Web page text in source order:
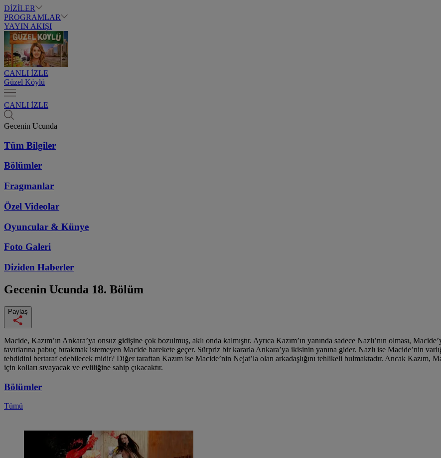
DİZİLER
PROGRAMLAR
YAYIN AKIŞI
CANLI İZLE
Güzel Köylü
CANLI İZLE
Gecenin Ucunda
Tüm Bilgiler
Bölümler
Fragmanlar
Özel Videolar
Oyuncular & Künye
Foto Galeri
Diziden Haberler
Gecenin Ucunda 18. Bölüm
Paylaş
Macide, Kazım’ın Ankara’ya onsuz gidişine çok bozulmuş, aklı onda kalmıştır. Ayrıca Kazım’ın yanında sadece Nazlı’nın olması,
tavırlarına pabuç bırakmak istemeyen Macide harekete geçer. Sürpriz bir kararla Ankara’ya ikisinin yanına gider. Nazlı ise Macide’nin
tehdidini bertaraf edebilecek midir? Diğer taraftan Kazım ise Macide’nin Nejat’la olan arkadaşlığını tehlikeli bulmaktadır. Ancak Kazım,
için kolları sıvayacak ve evliliğine sahip çıkacaktır.
Bölümler
Tümü